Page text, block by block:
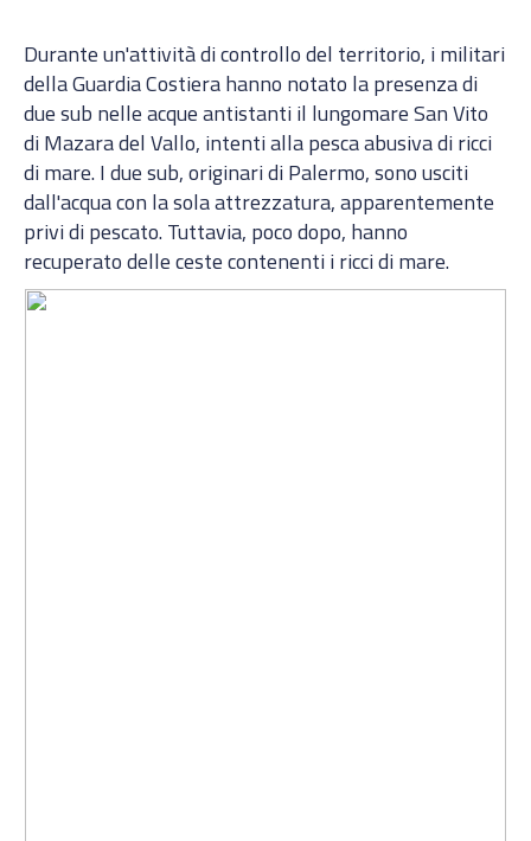
Durante un'attività di controllo del territorio, i militari
della Guardia Costiera hanno notato la presenza di
due sub nelle acque antistanti il lungomare San Vito
di Mazara del Vallo, intenti alla pesca abusiva di ricci
di mare. I due sub, originari di Palermo, sono usciti
dall'acqua con la sola attrezzatura, apparentemente
privi di pescato. Tuttavia, poco dopo, hanno
recuperato delle ceste contenenti i ricci di mare.